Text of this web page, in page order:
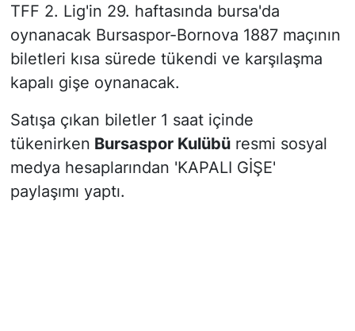
TFF 2. Lig'in 29. haftasında bursa'da
oynanacak Bursaspor-Bornova 1887 maçının
biletleri kısa sürede tükendi ve karşılaşma
kapalı gişe oynanacak.
Satışa çıkan biletler 1 saat içinde
tükenirken Bursaspor Kulübüresmi sosyal
medya hesaplarından 'KAPALI GİŞE'
paylaşımı yaptı.